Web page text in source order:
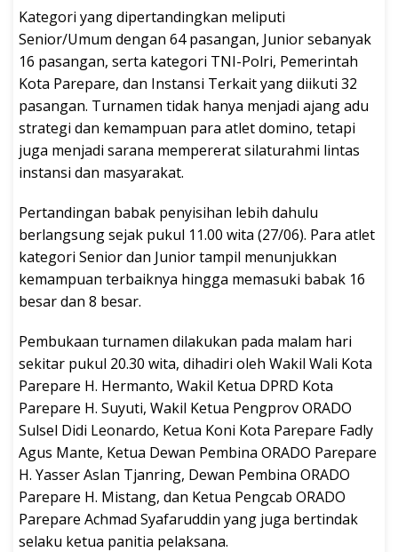
Kategori yang dipertandingkan meliputi
Senior/Umum dengan 64 pasangan, Junior sebanyak
16 pasangan, serta kategori TNI-Polri, Pemerintah
Kota Parepare, dan Instansi Terkait yang diikuti 32
pasangan. Turnamen tidak hanya menjadi ajang adu
strategi dan kemampuan para atlet domino, tetapi
juga menjadi sarana mempererat silaturahmi lintas
instansi dan masyarakat.
Pertandingan babak penyisihan lebih dahulu
berlangsung sejak pukul 11.00 wita (27/06). Para atlet
kategori Senior dan Junior tampil menunjukkan
kemampuan terbaiknya hingga memasuki babak 16
besar dan 8 besar.
Pembukaan turnamen dilakukan pada malam hari
sekitar pukul 20.30 wita, dihadiri oleh Wakil Wali Kota
Parepare H. Hermanto, Wakil Ketua DPRD Kota
Parepare H. Suyuti, Wakil Ketua Pengprov ORADO
Sulsel Didi Leonardo, Ketua Koni Kota Parepare Fadly
Agus Mante, Ketua Dewan Pembina ORADO Parepare
H. Yasser Aslan Tjanring, Dewan Pembina ORADO
Parepare H. Mistang, dan Ketua Pengcab ORADO
Parepare Achmad Syafaruddin yang juga bertindak
selaku ketua panitia pelaksana.